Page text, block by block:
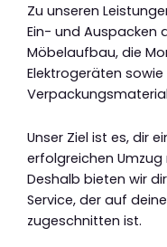
Zu unseren
Ein- und Auspacken
Möbelaufbau, die
Elektrogeräten
Unser Ziel ist es, dir
erfolgreichen
Deshalb bieten wir
Service, der auf
zugeschnitten ist.